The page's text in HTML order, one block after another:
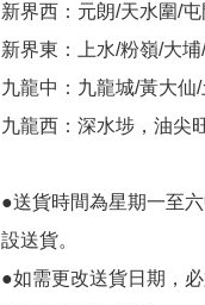
新界西：元朗/天水圍/
新界東：上水/粉嶺/大埔
九龍中：九龍城/黃大仙
九龍西：深水埗，油尖
●送貨時間為星期一至
設送貨。
●如需更改送貨日期，